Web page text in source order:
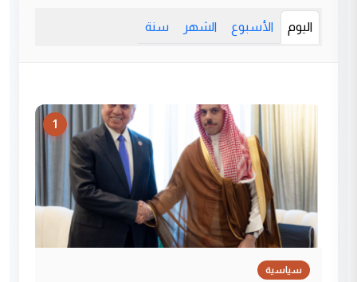
اليوم الأسبوع الشهر سنة
1
سياسية